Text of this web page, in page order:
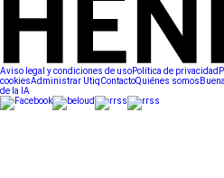
Aviso legal y condiciones de usoPolítica de privacidad
cookiesAdministrar UtiqContactoQuiénes somos
de la IA